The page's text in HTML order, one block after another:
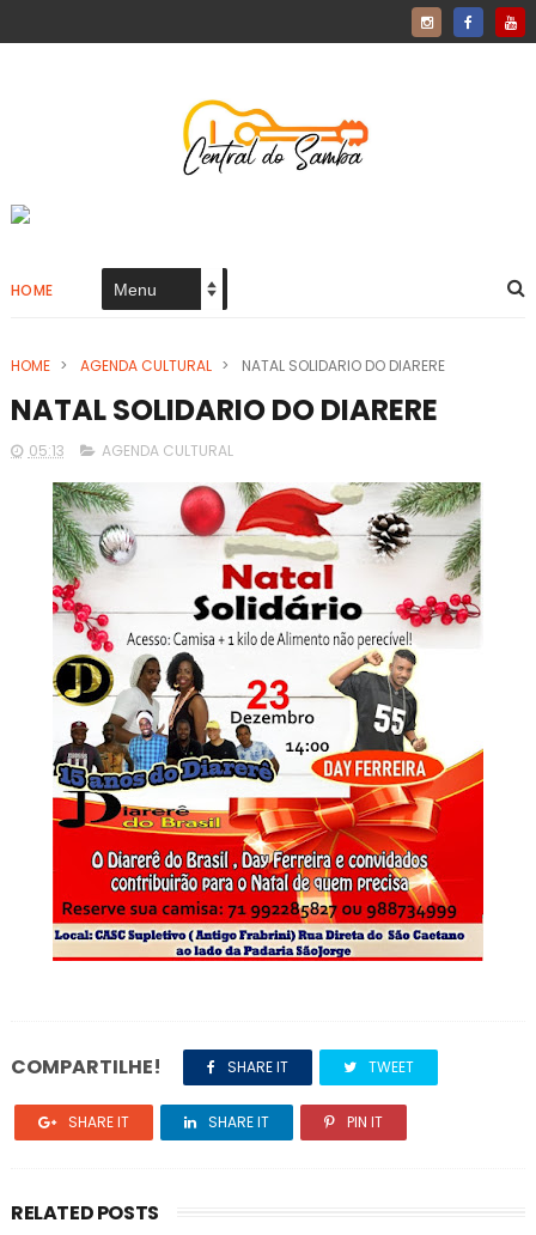
HOME
HOME > AGENDA CULTURAL > NATAL SOLIDARIO DO DIARERE
NATAL SOLIDARIO DO DIARERE
05:13 AGENDA CULTURAL
COMPARTILHE! SHARE IT TWEET
SHARE IT SHARE IT PIN IT
RELATED POSTS